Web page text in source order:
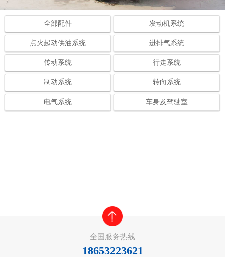
全部配件 发动机系统
点火起动供油系统 进排气系统
传动系统 行走系统
制动系统 转向系统
电气系统 车身及驾驶室
全国服务热线
18653223621